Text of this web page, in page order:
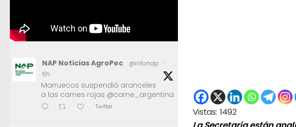
Vistas: 1492
NAP Noticias AgroPec @infonap
·
6h
Marruecos suspendió aranceles
a las carnes rojas @carne_argentina
Twitter